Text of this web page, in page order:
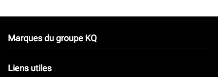
Marques du groupe KQ
keyboard_arrow_down
Liens utiles
keyboard_arrow_down